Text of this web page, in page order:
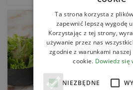
Ta strona korzysta z
zapewnić lepszą wygodę
Korzystając z tej strony,
używanie przez nas
zgodnie z warunkami
cookie. Dowiedz się
NIEZBĘDNE